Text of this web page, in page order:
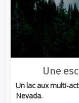
Une
Un lac aux multi-
Nevada.